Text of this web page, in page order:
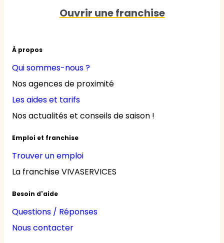
À propos
Qui sommes-nous ?
Nos agences de proximité
Les aides et tarifs
Nos actualités et conseils de saison !
Emploi et franchise
Trouver un emploi
La franchise VIVASERVICES
Besoin d'aide
Questions / Réponses
Nous contacter
Ouvrir une franchise